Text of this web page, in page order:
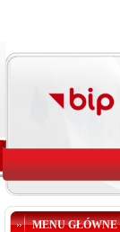
MENU GŁÓWNE